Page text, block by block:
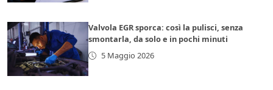
Valvola EGR sporca: così la pulisci, senza
smontarla, da solo e in pochi minuti
5 Maggio 2026